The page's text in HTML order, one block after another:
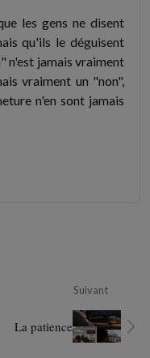
les gens ne disent
qu'ils le déguisent
n'est jamais vraiment
vraiment un "non",
n'en sont jamais
Suivant
La patience